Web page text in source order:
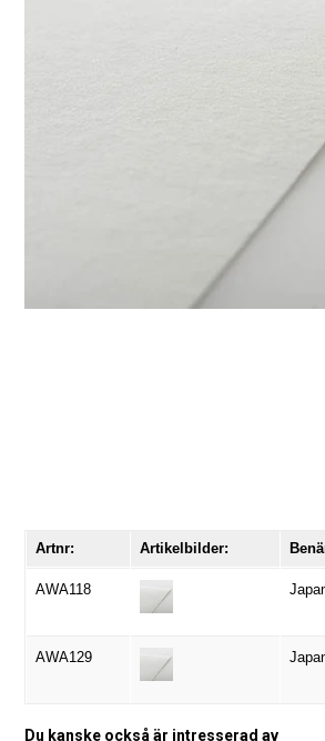
Artnr: Artikelbilder:
AWA118
AWA129
Du kanske också är intresserad av